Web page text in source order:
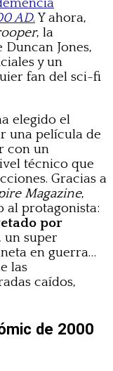
AD.Y ahora,
, la
Jones,
y un
fan del sci-fi
elegido el
una película de
con un
técnico que
Gracias a
Magazine,
al protagonista:
por
un super
en guerra…
las
caídos,
de 2000